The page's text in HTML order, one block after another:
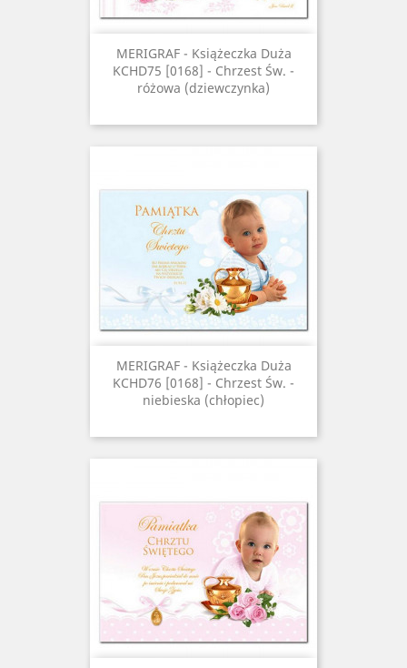
MERIGRAF - Książeczka Duża
KCHD75 [0168] - Chrzest Św. -
różowa (dziewczynka)
MERIGRAF - Książeczka Duża
KCHD76 [0168] - Chrzest Św. -
niebieska (chłopiec)